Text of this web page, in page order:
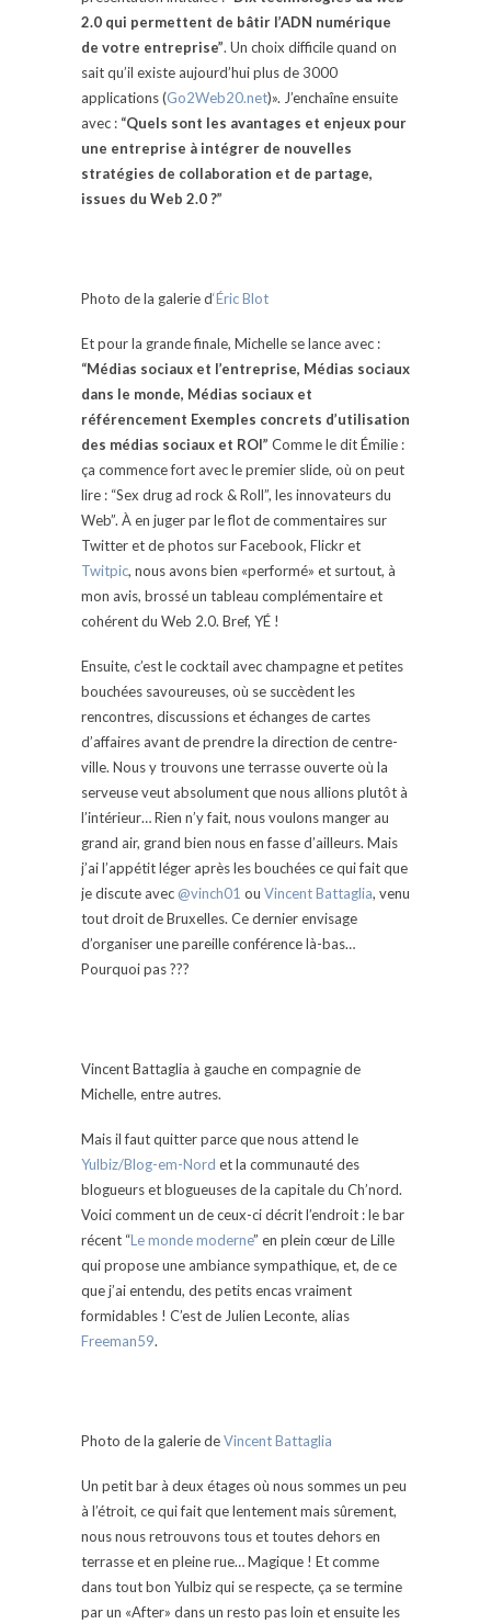
2.0 qui permettent de bâtir l’ADN numérique
de votre entreprise”. Un choix difficile quand on
sait qu’il existe aujourd’hui plus de 3000
applications (Go2Web20.net)». J’enchaîne ensuite
avec : “Quels sont les avantages et enjeux pour
une entreprise à intégrer de nouvelles
stratégies de collaboration et de partage,
issues du Web 2.0 ?”
Photo de la galerie d‘Éric Blot
Et pour la grande finale, Michelle se lance avec :
“Médias sociaux et l’entreprise, Médias sociaux
dans le monde, Médias sociaux et
référencement Exemples concrets d’utilisation
des médias sociaux et ROI” Comme le dit Émilie :
ça commence fort avec le premier slide, où on peut
lire : “Sex drug ad rock & Roll”, les innovateurs du
Web”. À en juger par le flot de commentaires sur
Twitter et de photos sur Facebook, Flickr et
Twitpic, nous avons bien «performé» et surtout, à
mon avis, brossé un tableau complémentaire et
cohérent du Web 2.0. Bref, YÉ !
Ensuite, c’est le cocktail avec champagne et petites
bouchées savoureuses, où se succèdent les
rencontres, discussions et échanges de cartes
d’affaires avant de prendre la direction de centre-
ville. Nous y trouvons une terrasse ouverte où la
serveuse veut absolument que nous allions plutôt à
l’intérieur… Rien n’y fait, nous voulons manger au
grand air, grand bien nous en fasse d’ailleurs. Mais
j’ai l’appétit léger après les bouchées ce qui fait que
je discute avec @vinch01 ou Vincent Battaglia, venu
tout droit de Bruxelles. Ce dernier envisage
d’organiser une pareille conférence là-bas…
Pourquoi pas ???
Vincent Battaglia à gauche en compagnie de
Michelle, entre autres.
Mais il faut quitter parce que nous attend le
Yulbiz/Blog-em-Nord et la communauté des
blogueurs et blogueuses de la capitale du Ch’nord.
Voici comment un de ceux-ci décrit l’endroit : le bar
récent “Le monde moderne” en plein cœur de Lille
qui propose une ambiance sympathique, et, de ce
que j’ai entendu, des petits encas vraiment
formidables ! C’est de Julien Leconte, alias
Freeman59.
Photo de la galerie deVincent Battaglia
Un petit bar à deux étages où nous sommes un peu
à l’étroit, ce qui fait que lentement mais sûrement,
nous nous retrouvons tous et toutes dehors en
terrasse et en pleine rue… Magique ! Et comme
dans tout bon Yulbiz qui se respecte, ça se termine
par un «After» dans un resto pas loin et ensuite les